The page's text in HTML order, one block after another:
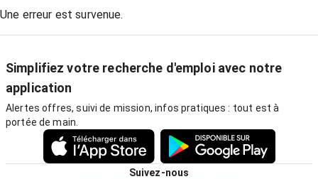
Une erreur est survenue.
Simplifiez votre recherche d'emploi avec notre
application
Alertes offres, suivi de mission, infos pratiques : tout est à
portée de main.
Suivez-nous